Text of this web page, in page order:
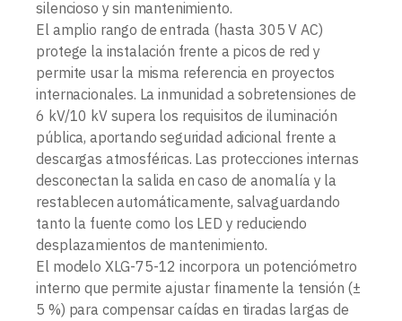
silencioso y sin mantenimiento.
El amplio rango de entrada (hasta 305 V AC)
protege la instalación frente a picos de red y
permite usar la misma referencia en proyectos
internacionales. La inmunidad a sobretensiones de
6 kV/10 kV supera los requisitos de iluminación
pública, aportando seguridad adicional frente a
descargas atmosféricas. Las protecciones internas
desconectan la salida en caso de anomalía y la
restablecen automáticamente, salvaguardando
tanto la fuente como los LED y reduciendo
desplazamientos de mantenimiento.
El modelo XLG-75-12 incorpora un potenciómetro
interno que permite ajustar finamente la tensión (±
5 %) para compensar caídas en tiradas largas de